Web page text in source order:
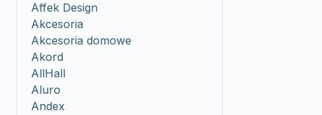
Affek Design
Akcesoria
Akcesoria domowe
Akord
AllHall
Aluro
Andex